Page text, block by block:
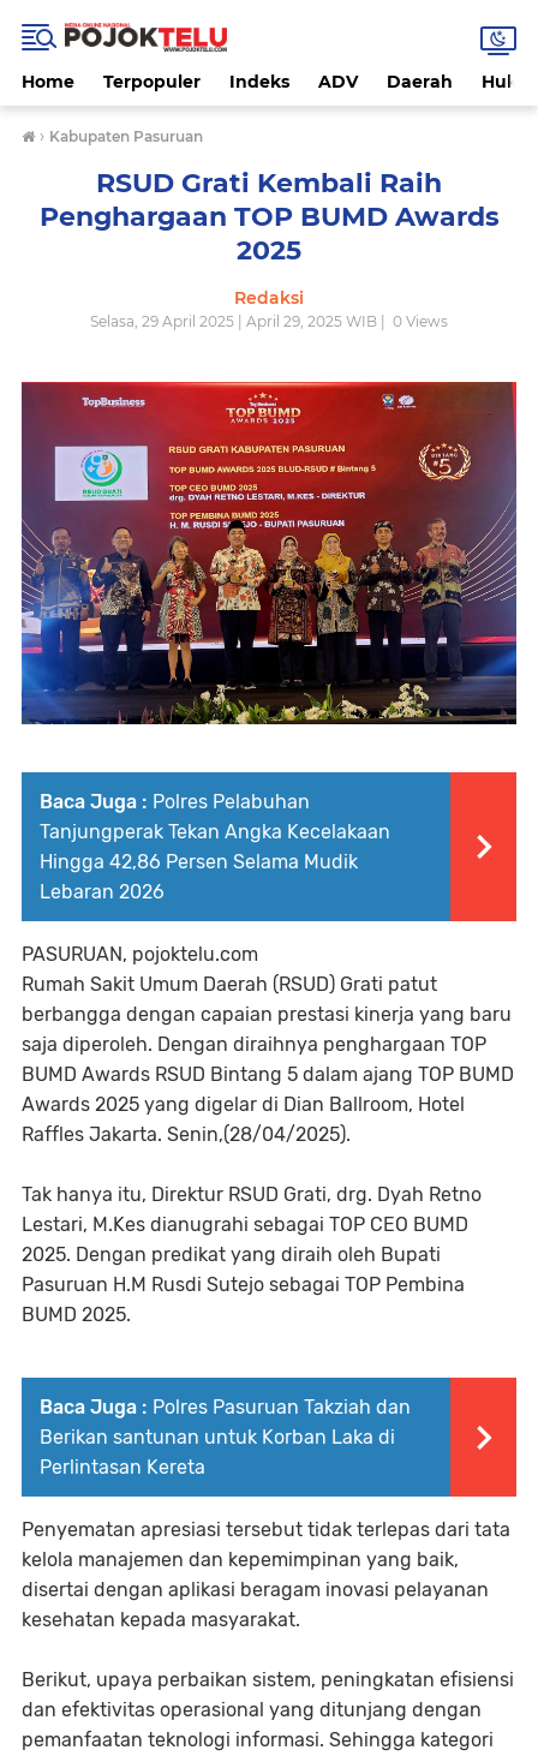
Home Terpopuler Indeks ADV Daerah
› Kabupaten Pasuruan
RSUD Grati Kembali Raih
Penghargaan TOP BUMD Awards
2025
Redaksi
Selasa, 29 April 2025 | April 29, 2025 WIB | 0 Views
Baca Juga : Polres Pelabuhan
Tanjungperak Tekan Angka Kecelakaan
Hingga 42,86 Persen Selama Mudik
Lebaran 2026
PASURUAN, pojoktelu.com
Rumah Sakit Umum Daerah (RSUD) Grati patut
berbangga dengan capaian prestasi kinerja yang baru
saja diperoleh. Dengan diraihnya penghargaan TOP
BUMD Awards RSUD Bintang 5 dalam ajang TOP BUMD
Awards 2025 yang digelar di Dian Ballroom, Hotel
Raffles Jakarta. Senin,(28/04/2025).
Tak hanya itu, Direktur RSUD Grati, drg. Dyah Retno
Lestari, M.Kes dianugrahi sebagai TOP CEO BUMD
2025. Dengan predikat yang diraih oleh Bupati
Pasuruan H.M Rusdi Sutejo sebagai TOP Pembina
BUMD 2025.
Baca Juga : Polres Pasuruan Takziah dan
Berikan santunan untuk Korban Laka di
Perlintasan Kereta
Penyematan apresiasi tersebut tidak terlepas dari tata
kelola manajemen dan kepemimpinan yang baik,
disertai dengan aplikasi beragam inovasi pelayanan
kesehatan kepada masyarakat.
Berikut, upaya perbaikan sistem, peningkatan efisiensi
dan efektivitas operasional yang ditunjang dengan
pemanfaatan teknologi informasi. Sehingga kategori